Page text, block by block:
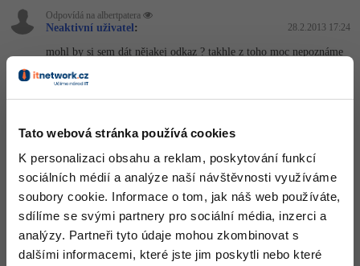
Tato webová stránka používá cookies
K personalizaci obsahu a reklam, poskytování funkcí
sociálních médií a analýze naší návštěvnosti využíváme
soubory cookie. Informace o tom, jak náš web používáte,
sdílíme se svými partnery pro sociální média, inzerci a
analýzy. Partneři tyto údaje mohou zkombinovat s
dalšími informacemi, které jste jim poskytli nebo které
Více
Windows
Linux
Sítě
Elektronický podpis
Fórum
Fórum
Příběhy absolventů
Blog
Odpovídá na albertpatera
Neaktivní uživatel : 28.2.2013 17:24
mohl by si sem dát nějakej odkaz ? takhle z toho moc nepoznáme
Odpovídá na Neaktivní uživatel
uz jsem to vyresil
Nahoru Odpovědět